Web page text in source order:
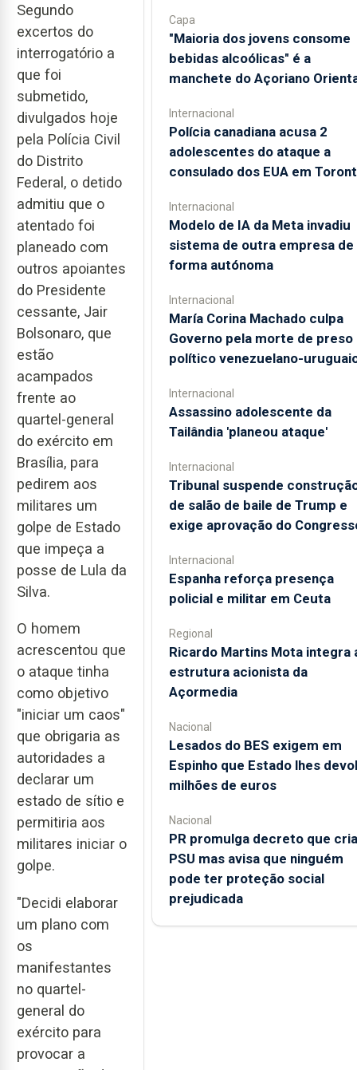
Segundo
excertos do
interrogatório a
que foi
submetido,
divulgados hoje
pela Polícia Civil
do Distrito
Federal, o detido
admitiu que o
atentado foi
planeado com
outros apoiantes
do Presidente
cessante, Jair
Bolsonaro, que
estão
acampados
frente ao
quartel-general
do exército em
Brasília, para
pedirem aos
militares um
golpe de Estado
que impeça a
posse de Lula da
Silva.
O homem
acrescentou que
o ataque tinha
como objetivo
"iniciar um caos"
que obrigaria as
autoridades a
declarar um
estado de sítio e
permitiria aos
militares iniciar o
golpe.
"Decidi elaborar
um plano com
os
manifestantes
no quartel-
general do
exército para
provocar a
Capa
"Maioria dos jovens consome
bebidas alcoólicas" é a
manchete do Açoriano
Internacional
Polícia canadiana acusa 2
adolescentes do ataque a
consulado dos EUA em
Internacional
Modelo de IA da Meta invadiu
sistema de outra empresa de
forma autónoma
Internacional
María Corina Machado culpa
Governo pela morte de preso
político venezuelano-
Internacional
Assassino adolescente da
Tailândia 'planeou ataque'
Internacional
Tribunal suspende
de salão de baile de Trump e
exige aprovação do
Internacional
Espanha reforça presença
policial e militar em Ceuta
Regional
Ricardo Martins Mota integra
estrutura acionista da
Açormedia
Nacional
Lesados do BES exigem em
Espinho que Estado lhes
milhões de euros
Nacional
PR promulga decreto que cria
PSU mas avisa que ninguém
pode ter proteção social
prejudicada